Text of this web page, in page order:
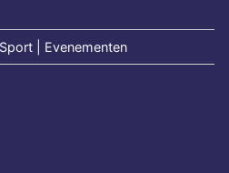
| Evenementen